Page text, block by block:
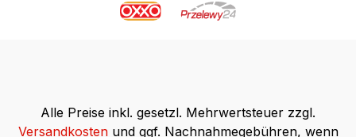
Alle Preise inkl. gesetzl. Mehrwertsteuer zzgl.
Versandkostenund ggf. Nachnahmegebühren, wenn